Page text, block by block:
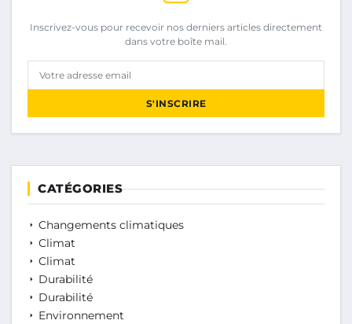
Inscrivez-vous pour recevoir nos derniers articles directement
dans votre boîte mail.
Votre adresse email
S'INSCRIRE
CATÉGORIES
Changements climatiques
Climat
Climat
Durabilité
Durabilité
Environnement